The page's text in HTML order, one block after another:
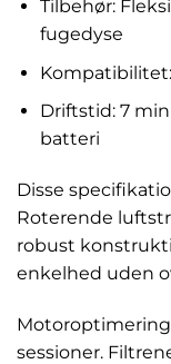
Tilbehør:
fugedyse
Driftstid: 7
batteri
Disse
Roterende
robust
enkelhed uden
sessioner.